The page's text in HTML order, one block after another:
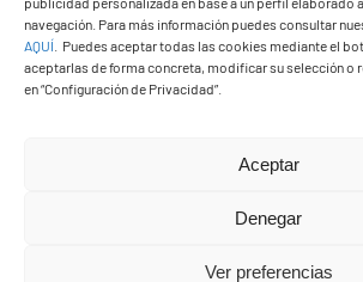
navegación. Para más información puedes consultar
AQUÍ
Puedes aceptar todas las cookies mediante el
aceptarlas de forma concreta, modificar su selección o
en “Configuración de Privacidad”.
Aceptar
Denegar
Ver preferencias
Ayuntamiento de Yaiza